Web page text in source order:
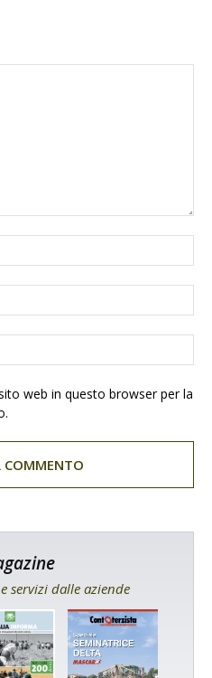
web in questo browser per la
servizi dalle aziende